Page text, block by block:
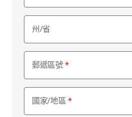
州/省
郵遞區號
國家/地區